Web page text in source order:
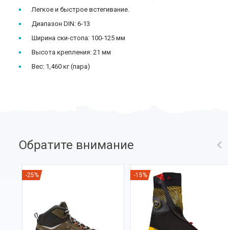
Легкое и быстрое встегивание.
Диапазон DIN: 6-13
Ширина ски-стопа: 100-125 мм
Высота крепления: 21 мм
Вес: 1,460 кг (пара)
Обратите внимание
-25% -15%